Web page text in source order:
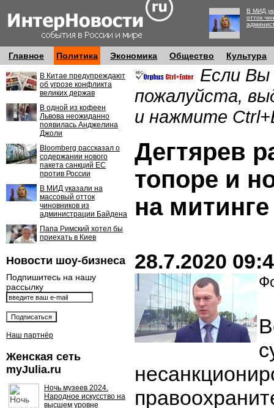
В МИД
отток
Главное Политика Экономика Общество Культура
В Китае предупреждают
об угрозе конфликта
великих держав
В одной из кофеен
Львова неожиданно
появилась Анджелина
Джоли
Bloomberg рассказал о
содержании нового
пакета санкций ЕС
против России
В МИД указали на
массовый отток
чиновников из
администрации Байдена
Папа Римский хотел бы
приехать в Киев
Новости шоу-бизнеса
Подпишитесь на нашу
рассылку
Наш партнёр
Женская сеть
myJulia.ru
Ночь музеев 2024.
Народное искусство на
высшем уровне
Если Вы
пожалуйста,
и нажмите
Дегтярев
топоре и
на
28.7.2020